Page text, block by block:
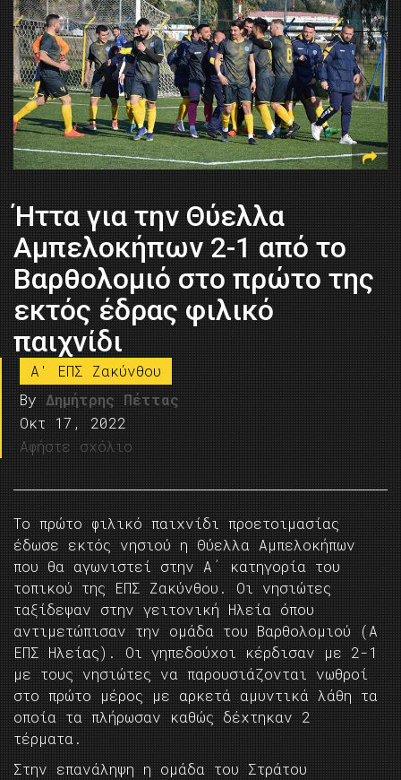
Ήττα για την Θύελλα
Αμπελοκήπων 2-1 από το
Βαρθολομιό στο πρώτο της
εκτός έδρας φιλικό
παιχνίδι
A' ΕΠΣ Ζακύνθου
By Δημήτρης Πέττας
Οκτ 17, 2022
Αφήστε σχόλιο
Το πρώτο φιλικό παιχνίδι προετοιμασίας
έδωσε εκτός νησιού η Θύελλα Αμπελοκήπων
που θα αγωνιστεί στην Α΄ κατηγορία του
τοπικού της ΕΠΣ Ζακύνθου. Οι νησιώτες
ταξίδεψαν στην γειτονική Ηλεία όπου
αντιμετώπισαν την ομάδα του Βαρθολομιού (Α
ΕΠΣ Ηλείας). Οι γηπεδούχοι κέρδισαν με 2-1
με τους νησιώτες να παρουσιάζονται νωθροί
στο πρώτο μέρος με αρκετά αμυντικά λάθη τα
οποία τα πλήρωσαν καθώς δέχτηκαν 2
τέρματα.
Στην επανάληψη η ομάδα του Στράτου